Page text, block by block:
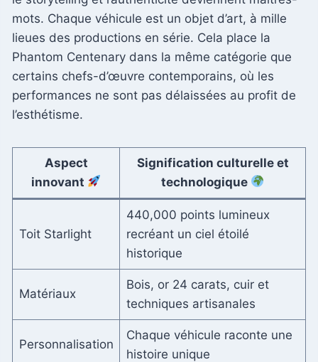
mots. Chaque véhicule est un objet d’art, à mille
lieues des productions en série. Cela place la
Phantom Centenary dans la même catégorie que
certains chefs-d’œuvre contemporains, où les
performances ne sont pas délaissées au profit de
l’esthétisme.
Aspect
innovant
Signification culturelle et
technologique
Toit Starlight
440,000 points lumineux
recréant un ciel étoilé
historique
Matériaux
Bois, or 24 carats, cuir et
techniques artisanales
Personnalisation
Chaque véhicule raconte une
histoire unique